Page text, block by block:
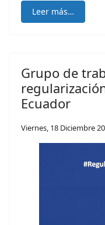
Leer más…
Grupo de
Ecuador
Viernes, 18 Diciembre